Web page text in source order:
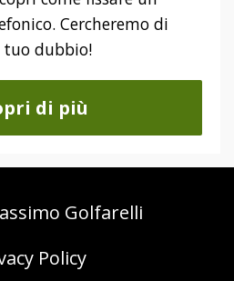
Cercheremo di
tuo dubbio!
di più
Golfarelli
Policy